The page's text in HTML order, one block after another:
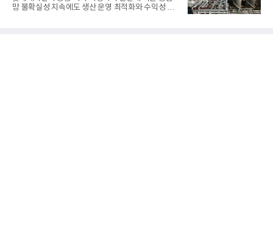
기준 매출 2조6616억원, 영업이익 9725억원으로 역
대 최대 실적을 기록했다. 엔씨도 올해 출시한 '아이온
망 불확실성 지속에도 생산 운영 최적화와 수익성 중